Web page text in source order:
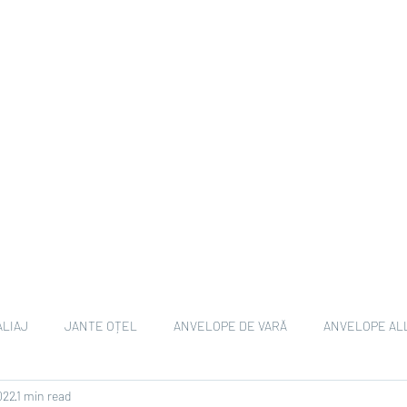
JANTE OȚEL ANVELOPE DE VARĂ ANVELOPE
ANVELOPE EV
1 min read